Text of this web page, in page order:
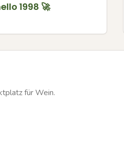
1998 🚀
für Wein.